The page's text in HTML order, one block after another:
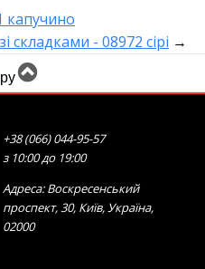
капучино
складками - 08972 сірі →
+38 (066) 044-95-57
з 10:00 до 19:00
Адреса: Воскресенський
проспект, 30, Київ, Україна,
02000